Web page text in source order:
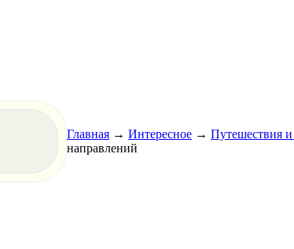
Главная → Интересное → Путешествия
направлений